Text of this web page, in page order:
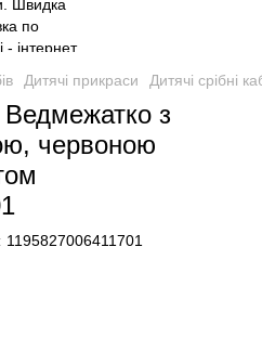
Дитячі прикраси Дитячі срібні
з
червоною
1195827006411701